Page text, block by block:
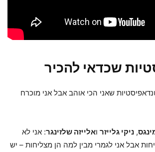
שכדאי להכיר
שאני הכי אוהב אבל אני מוכרח
, ניקי גלייזר ואלייזה שלזינגר: אני לא
אבל אני לגמרי מבין למה הן מצליחות – יש